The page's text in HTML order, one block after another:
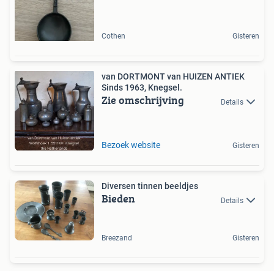
Cothen Gisteren
van DORTMONT van HUIZEN ANTIEK
Sinds 1963, Knegsel.
Zie omschrijving Details
Bezoek website Gisteren
Diversen tinnen beeldjes
Bieden Details
Breezand Gisteren